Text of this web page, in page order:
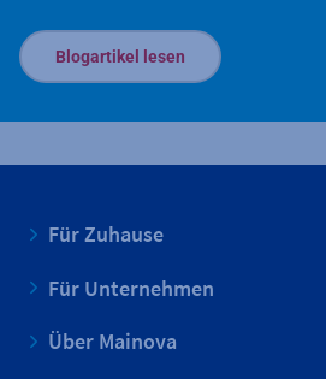
Blogartikel lesen
Für Zuhause
Für Unternehmen
Über Mainova